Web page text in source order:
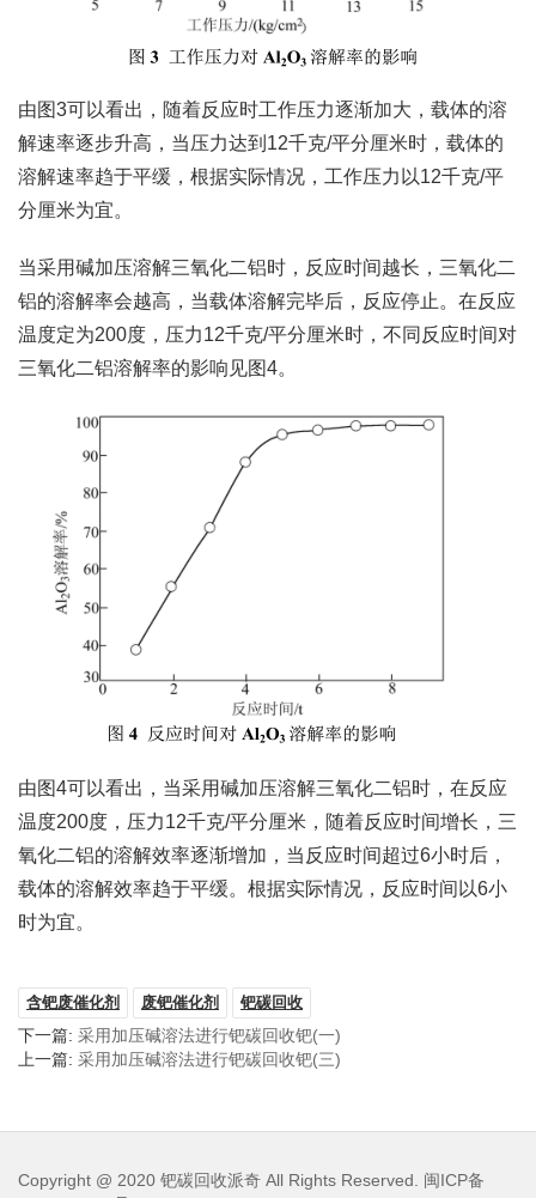
由图3可以看出，随着反应时工作压力逐渐加大，载体的溶
解速率逐步升高，当压力达到12千克/平分厘米时，载体的
溶解速率趋于平缓，根据实际情况，工作压力以12千克/平
分厘米为宜。
当采用碱加压溶解三氧化二铝时，反应时间越长，三氧化二
铝的溶解率会越高，当载体溶解完毕后，反应停止。在反应
温度定为200度，压力12千克/平分厘米时，不同反应时间对
三氧化二铝溶解率的影响见图4。
由图4可以看出，当采用碱加压溶解三氧化二铝时，在反应
温度200度，压力12千克/平分厘米，随着反应时间增长，三
氧化二铝的溶解效率逐渐增加，当反应时间超过6小时后，
载体的溶解效率趋于平缓。根据实际情况，反应时间以6小
时为宜。
含钯废催化剂 废钯催化剂 钯碳回收
下一篇: 采用加压碱溶法进行钯碳回收钯(一)
上一篇: 采用加压碱溶法进行钯碳回收钯(三)
Copyright @ 2020 钯碳回收派奇 All Rights Reserved. 闽ICP备